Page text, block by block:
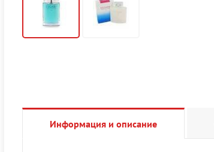
Информация и описание